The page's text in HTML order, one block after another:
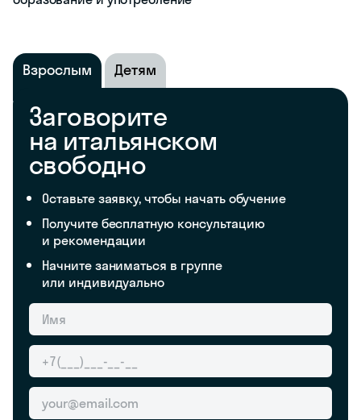
Взрослым Детям
Заговорите
на итальянском
свободно
Оставьте заявку, чтобы начать обучение
Получите бесплатную консультацию
и рекомендации
Начните заниматься в группе
или индивидуально